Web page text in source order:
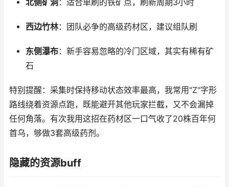
北侧矿洞 ：适合单刷的铁矿点，刷新周期3小时
西边竹林：团队必争的高级药材区，建议组队刷
东侧瀑布：新手容易忽略的冷门区域，其实有稀有矿
石
特别提醒：采集时保持移动状态效率最高，我常用"Z"字形
路线绕着资源点跑，既能避开其他玩家拦截，又不会漏掉
任何角落。有次我用这招在药材区一口气收了20株百年何
首乌，够做3套高级药剂。
隐藏的资源buff